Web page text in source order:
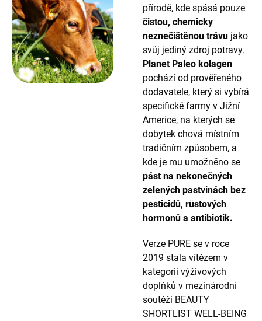
přírodě, kde spásá pouze
čistou, chemicky
neznečištěnou trávu jako
svůj jediný zdroj potravy.
Planet Paleo kolagen
pochází od prověřeného
dodavatele, který si vybírá
specifické farmy v Jižní
Americe, na kterých se
dobytek chová místním
tradičním způsobem, a
kde je mu umožněno se
pást na nekonečných
zelených pastvinách bez
pesticidů, růstových
hormonů a antibiotik.
Verze PURE se v roce
2019 stala vítězem v
kategorii výživových
doplňků v mezinárodní
soutěži BEAUTY
SHORTLIST WELL-BEING